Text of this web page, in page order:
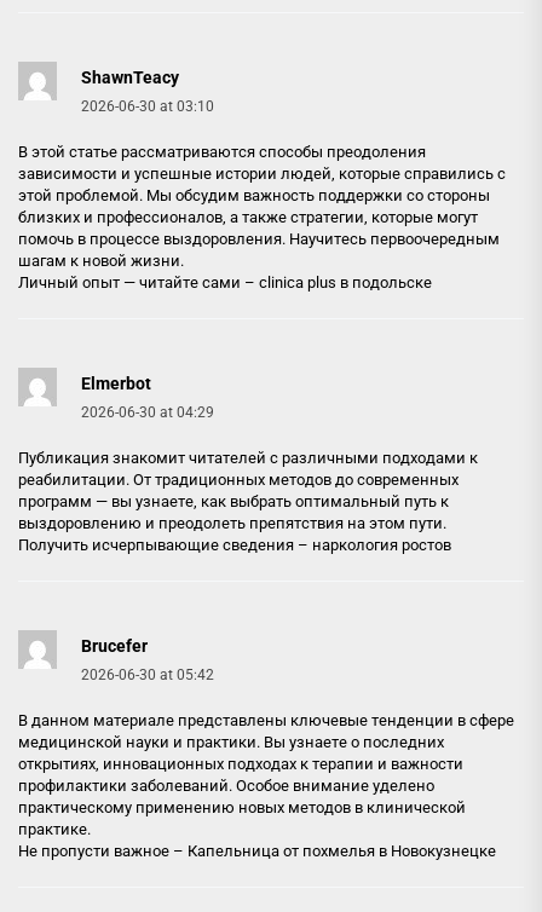
ShawnTeacy
2026-06-30 at 03:10
В этой статье рассматриваются способы преодоления
зависимости и успешные истории людей, которые справились с
этой проблемой. Мы обсудим важность поддержки со стороны
близких и профессионалов, а также стратегии, которые могут
помочь в процессе выздоровления. Научитесь первоочередным
шагам к новой жизни.
Личный опыт — читайте сами – clinica plus в подольске
Elmerbot
2026-06-30 at 04:29
Публикация знакомит читателей с различными подходами к
реабилитации. От традиционных методов до современных
программ — вы узнаете, как выбрать оптимальный путь к
выздоровлению и преодолеть препятствия на этом пути.
Получить исчерпывающие сведения – наркология ростов
Brucefer
2026-06-30 at 05:42
В данном материале представлены ключевые тенденции в сфере
медицинской науки и практики. Вы узнаете о последних
открытиях, инновационных подходах к терапии и важности
профилактики заболеваний. Особое внимание уделено
практическому применению новых методов в клинической
практике.
Не пропусти важное – Капельница от похмелья в Новокузнецке